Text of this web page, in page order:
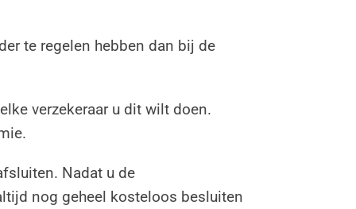
te regelen hebben dan bij de
verzekeraar u dit wilt doen.
Nadat u de
nog geheel kosteloos besluiten